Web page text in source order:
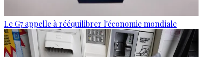
Le G7 appelle à rééquilibrer l'économie mondiale